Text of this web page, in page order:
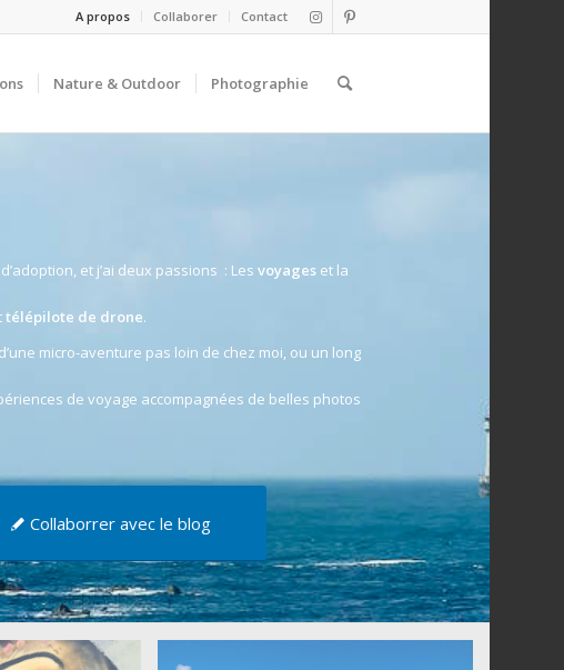
A propos Collaborer Contact
Nature & Outdoor Photographie
et j’ai deux passions : Les voyageset la
télépilote de drone.
micro-aventure pas loin de chez moi, ou un long
de voyage accompagnées de belles photos
Collaborrer avec le blog